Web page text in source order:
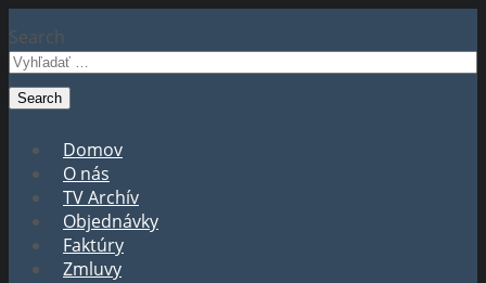
Search
Domov
O nás
TV Archív
Objednávky
Faktúry
Zmluvy